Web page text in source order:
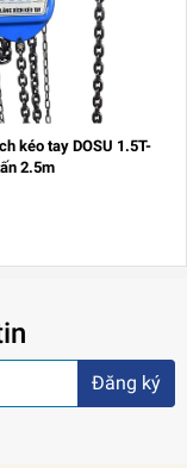
kéo tay DOSU 1.5T-
2.5m
Đăng ký